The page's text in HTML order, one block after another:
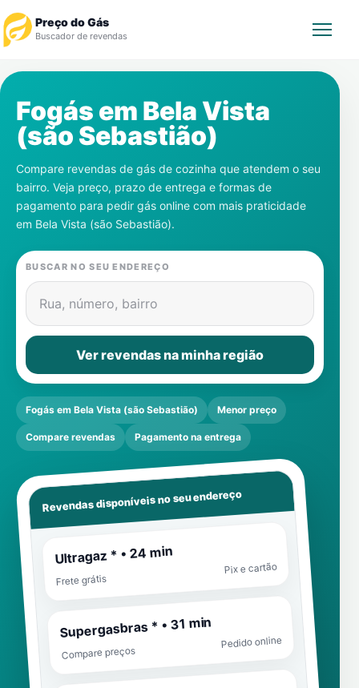
Preço do Gás
Buscador de revendas
Revendedor
Notícias
Cadastre-se
Gás
Contatos
Fogás em Bela Vista
(são Sebastião)
Compare revendas de gás de cozinha que atendem o seu
bairro. Veja preço, prazo de entrega e formas de
pagamento para pedir gás online com mais praticidade
em Bela Vista (são Sebastião).
BUSCAR NO SEU ENDEREÇO
Rua, número, bairro
Ver revendas na minha região
Fogás em Bela Vista (são Sebastião) Menor preço
Compare revendas Pagamento na entrega
Revendas disponíveis no seu endereço
Ultragaz * • 24 min
Frete grátis
Pix e cartão
Supergasbras * • 31 min
Compare preços
Pedido online